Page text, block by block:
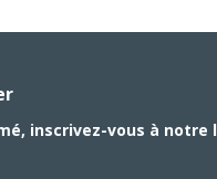
inscrivez-vous à